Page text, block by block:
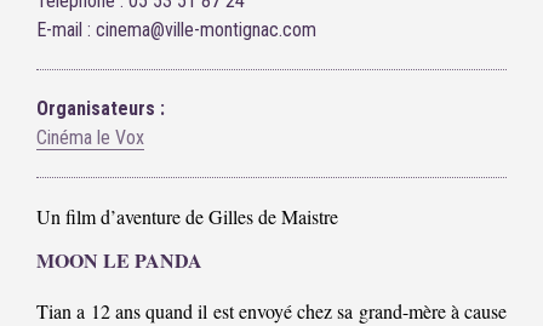
E-mail : cinema@ville-montignac.com
Organisateurs :
Cinéma le Vox
Un film d’aventure de Gilles de Maistre
MOON LE PANDA
Tian a 12 ans quand il est envoyé chez sa grand-mère à cause